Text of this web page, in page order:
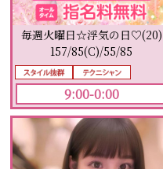
毎週火曜日☆浮気の日♡(20)
157/85(C)/55/85
9:00-0:00